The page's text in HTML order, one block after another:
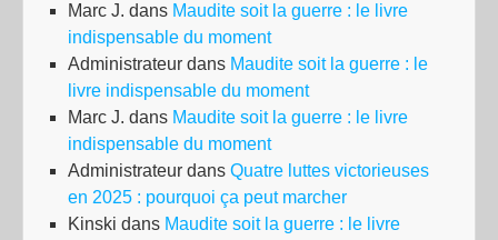
Marc J. dans Maudite soit la guerre : le livre
indispensable du moment
Administrateur dans Maudite soit la guerre : le
livre indispensable du moment
Marc J. dans Maudite soit la guerre : le livre
indispensable du moment
Administrateur dans Quatre luttes victorieuses
en 2025 : pourquoi ça peut marcher
Kinski dans Maudite soit la guerre : le livre